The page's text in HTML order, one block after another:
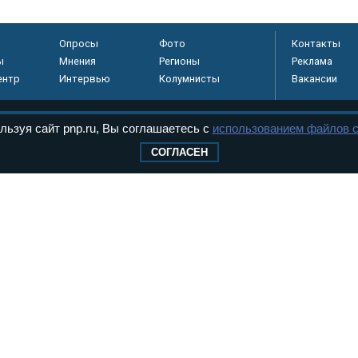
Опросы
Фото
Мнения
Регионы
Интервью Колумнисты
Контакты
Реклама
Вакансии
сайт pnp.ru, Вы соглашаетесь с использованием файлов
СОГЛАСЕН